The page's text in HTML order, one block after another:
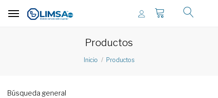
Productos
Inicio Productos
Búsqueda general